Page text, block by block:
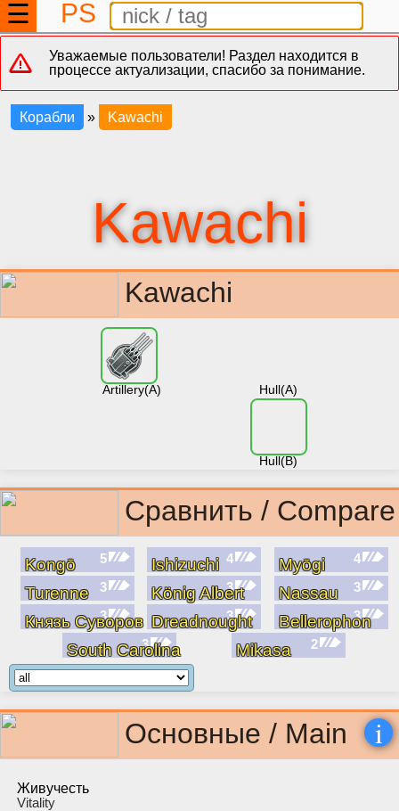
☰ PS
Уважаемые пользователи! Раздел находится в
процессе актуализации, спасибо за понимание.
Корабли » Kawachi
Kawachi
Kawachi
Artillery(A) Hull(A)
Hull(B)
Сравнить / Compare
5
Kongō 4
Ishizuchi 4
Myōgi
3
Turenne 3
König Albert 3
Nassau
3
Князь Суворов 3
Dreadnought 3
Bellerophon
3
South Carolina 2
Mikasa
Основные / Main i
Живучесть
Vitality